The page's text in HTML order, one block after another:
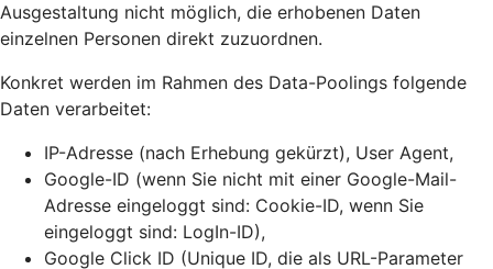
Ausgestaltung nicht möglich, die erhobenen Daten
einzelnen Personen direkt zuzuordnen.
Konkret werden im Rahmen des Data-Poolings folgende
Daten verarbeitet:
IP-Adresse (nach Erhebung gekürzt), User Agent,
Google-ID (wenn Sie nicht mit einer Google-Mail-
Adresse eingeloggt sind: Cookie-ID, wenn Sie
eingeloggt sind: LogIn-ID),
Google Click ID (Unique ID, die als URL-Parameter